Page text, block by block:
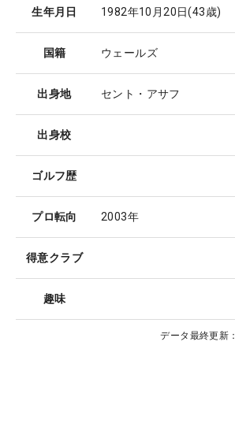
生年月日 1982年10月20日(43歳)
国籍 ウェールズ
出身地 セント・アサフ
出身校
ゴルフ歴
プロ転向 2003年
得意クラブ
趣味
データ最終更新：